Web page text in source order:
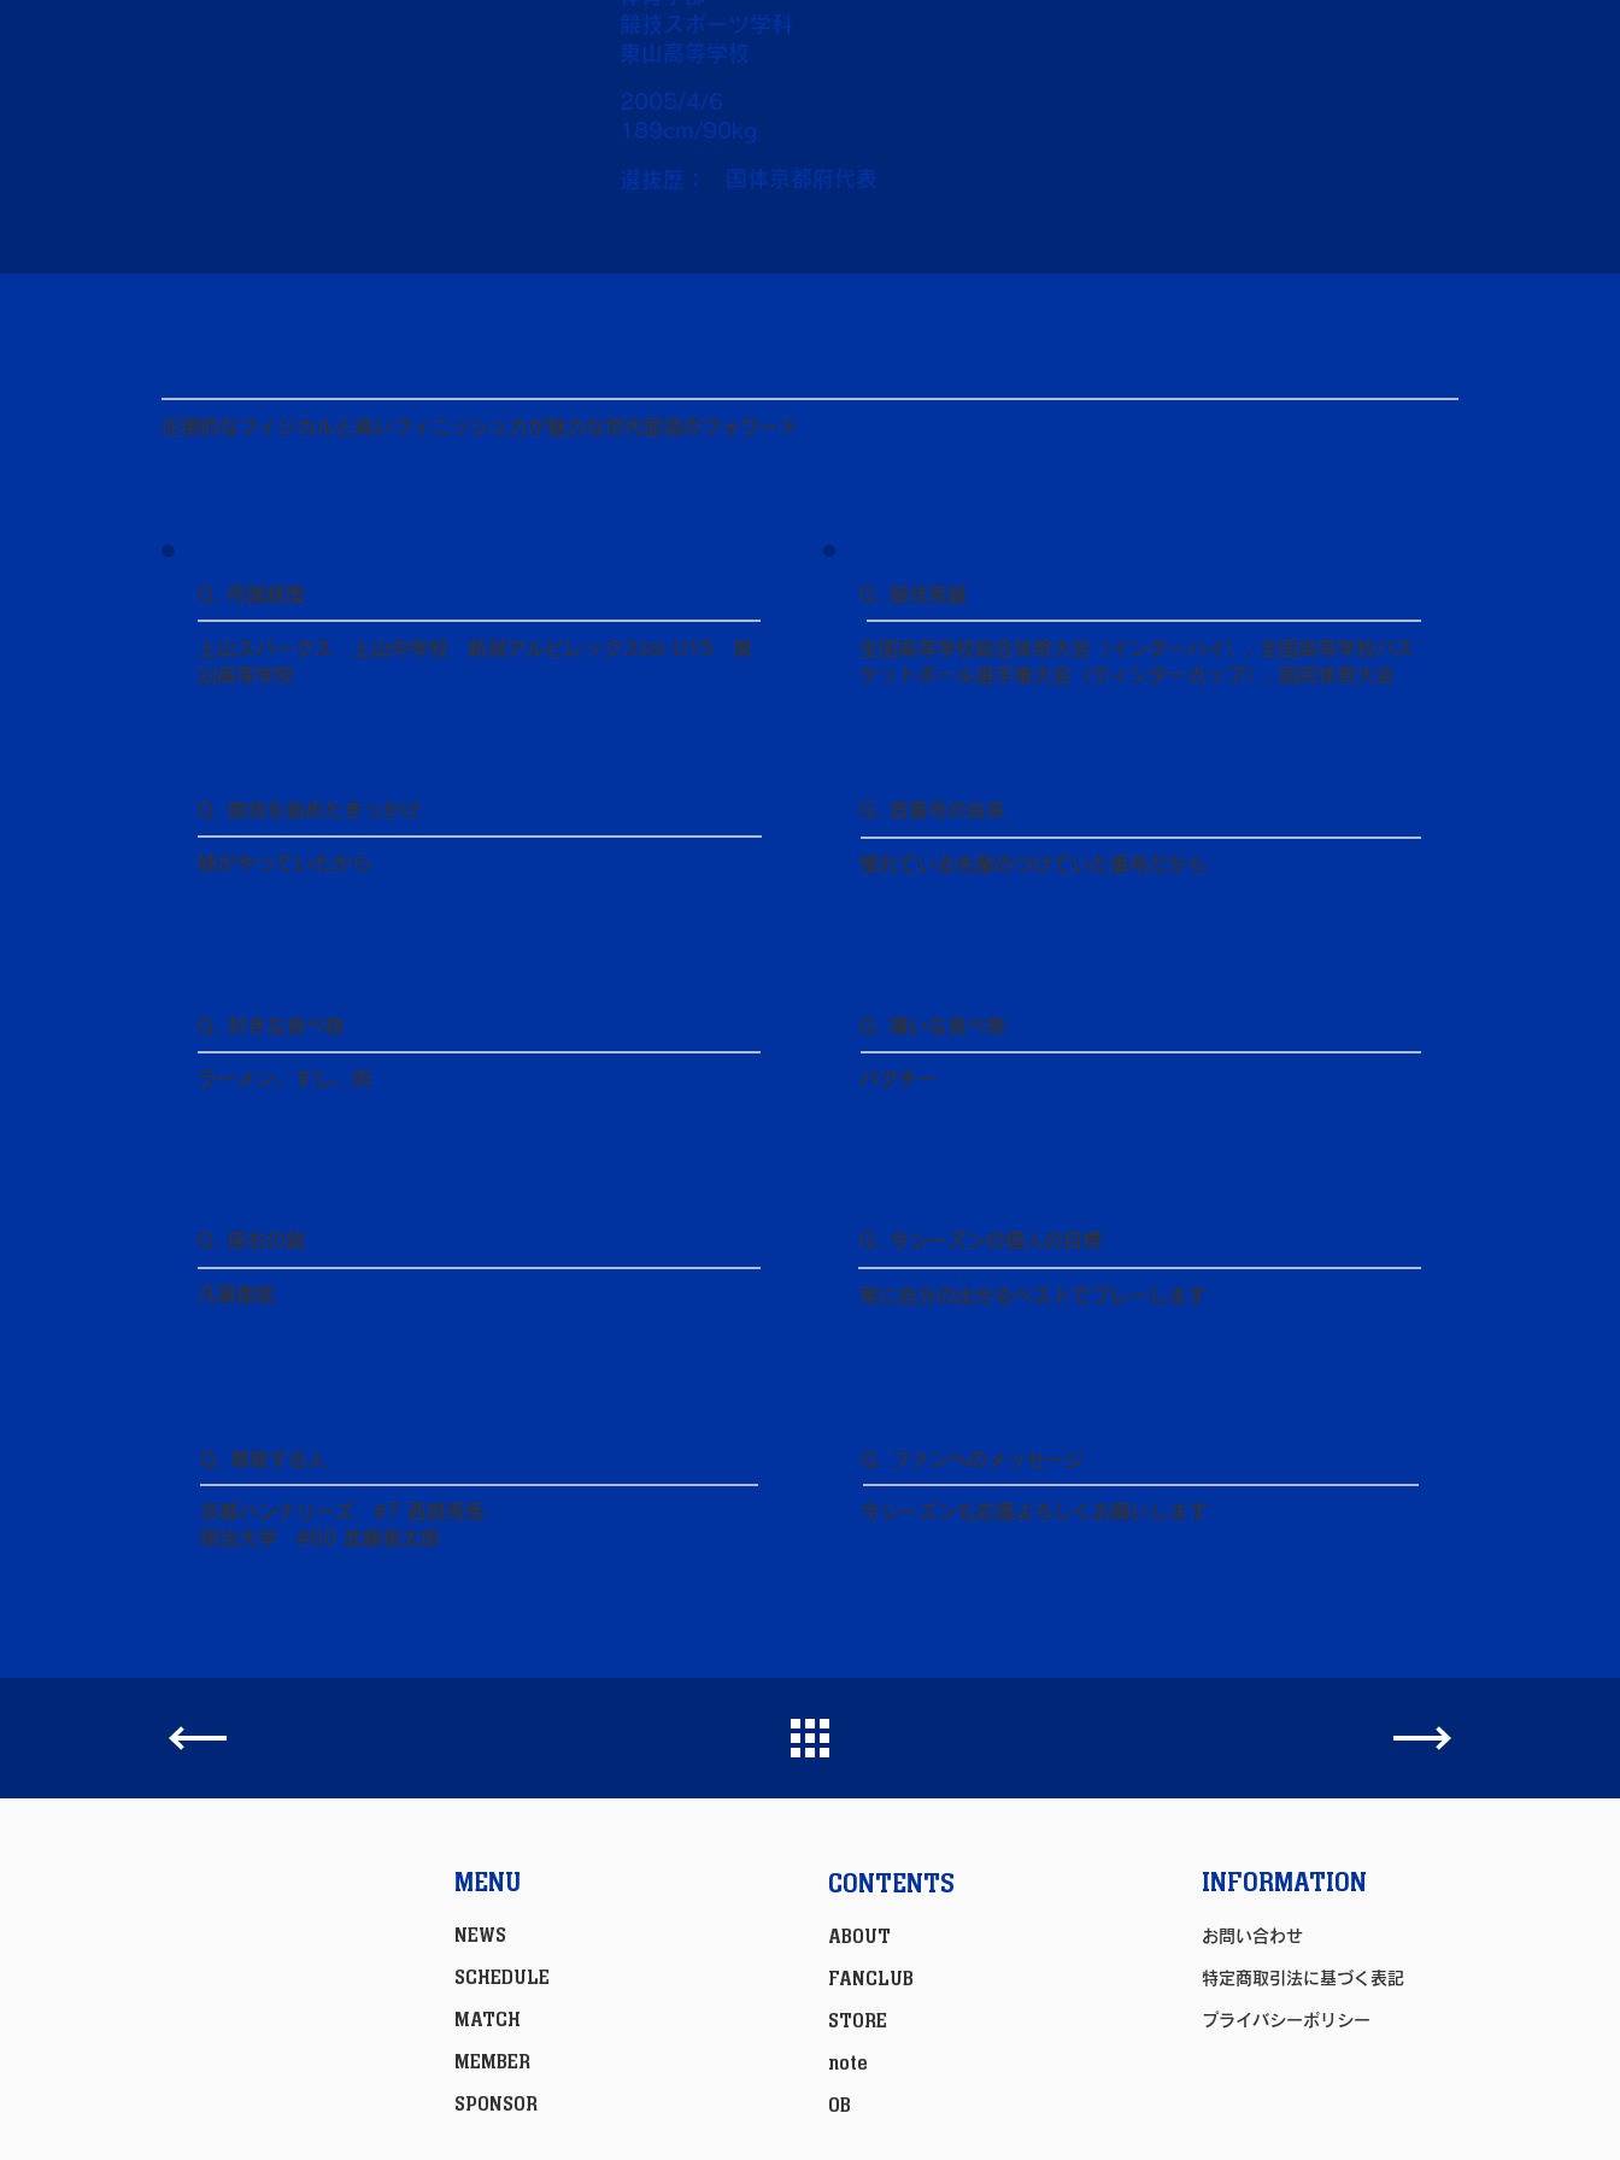
競技スポーツ学科
東山高等学校
2005/4/6
189cm/90kg
選抜歴：​ 国体京都府代表
圧倒的なフィジカルと高いフィニッシュ力が魅力な世代屈指のフォワード
Q. 所属経歴
上山スパークス 上山中学校 新潟アルビレックスbb U15 東
山高等学校
Q. 競技実績
全国高等学校総合体育大会（インターハイ）, 全国高等学校バス
ケットボール選手権大会（ウィンターカップ）, 国民体育大会
Q. 競技を始めたきっかけ
姉がやっていたから
Q. 背番号の由来
憧れている先輩のつけていた番号だから
Q. 好きな食べ物
ラーメン、すし、肉
Q. 嫌いな食べ物
パクチー
Q. 座右の銘
凡事徹底
Q. 今シーズンの個人の目標
常に自分の出せるベストでプレーします
Q. 尊敬する人
京都ハンナリーズ #7 西部秀馬
明治大学 #60 武藤俊太郎
Q. ファンへのメッセージ
今シーズンも応援よろしくお願いします
ABOUT
FANCLUB
STORE
note
OB
CONTENTS
NEWS
SCHEDULE
MATCH
MEMBER
SPONSOR
MENU
お問い合わせ
特定商取引法に基づく表記
プライバシーポリシー
INFORMATION